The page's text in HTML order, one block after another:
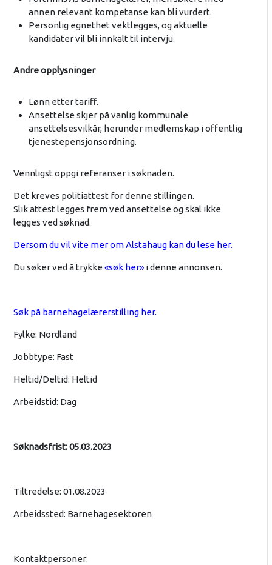
annen relevant kompetanse kan bli vurdert.
Personlig egnethet vektlegges, og aktuelle
kandidater vil bli innkalt til intervju.
Andre opplysninger
Lønn etter tariff.
Ansettelse skjer på vanlig kommunale
ansettelsesvilkår, herunder medlemskap i offentlig
tjenestepensjonsordning.
Vennligst oppgi referanser i søknaden.
Det kreves politiattest for denne stillingen.
Slik attest legges frem ved ansettelse og skal ikke
legges ved søknad.
Dersom du vil vite mer om Alstahaug kan du lese her.
Du søker ved å trykke «søk her»i denne annonsen.
Søk på barnehagelærerstilling her.
Fylke: Nordland
Jobbtype: Fast
Heltid/Deltid: Heltid
Arbeidstid: Dag
Søknadsfrist: 05.03.2023
Tiltredelse: 01.08.2023
Arbeidssted: Barnehagesektoren
Kontaktpersoner: